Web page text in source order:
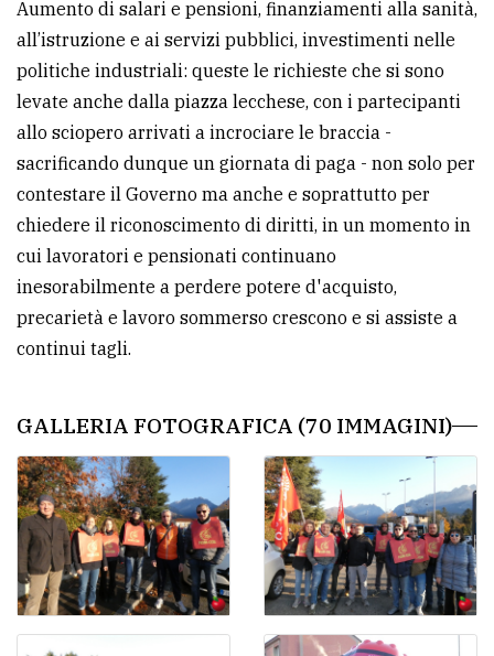
Aumento di salari e pensioni, finanziamenti alla sanità,
all’istruzione e ai servizi pubblici, investimenti nelle
politiche industriali: queste le richieste che si sono
levate anche dalla piazza lecchese, con i partecipanti
allo sciopero arrivati a incrociare le braccia -
sacrificando dunque un giornata di paga - non solo per
contestare il Governo ma anche e soprattutto per
chiedere il riconoscimento di diritti, in un momento in
cui lavoratori e pensionati continuano
inesorabilmente a perdere potere d'acquisto,
precarietà e lavoro sommerso crescono e si assiste a
continui tagli.
GALLERIA FOTOGRAFICA (70 IMMAGINI)